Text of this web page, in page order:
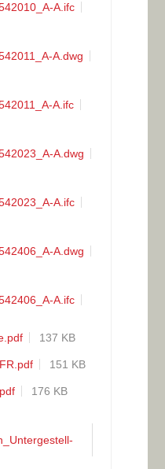
A.ifc
A.dwg
A.ifc
A.dwg
A.ifc
A.dwg
A.ifc
137 KB
151 KB
176 KB